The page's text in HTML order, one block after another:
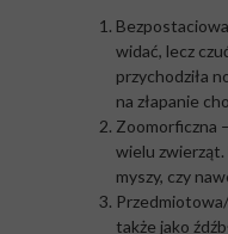
widać, lecz
przychodziła
na złapanie
Zoomorficzna
wielu zwierząt.
myszy, czy
także jako